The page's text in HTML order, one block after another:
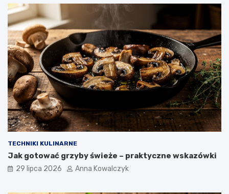
TECHNIKI KULINARNE
Jak gotować grzyby świeże – praktyczne wskazówki
29 lipca 2026 Anna Kowalczyk